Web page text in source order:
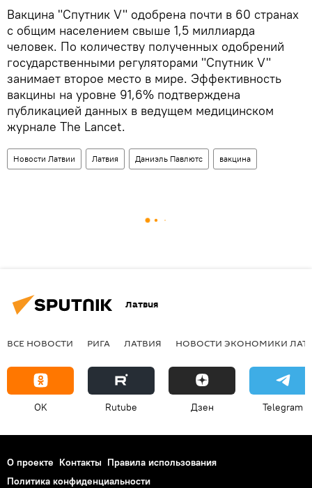
Вакцина "Спутник V" одобрена почти в 60 странах
с общим населением свыше 1,5 миллиарда
человек. По количеству полученных одобрений
государственными регуляторами "Спутник V"
занимает второе место в мире. Эффективность
вакцины на уровне 91,6% подтверждена
публикацией данных в ведущем медицинском
журнале The Lancet.
Новости Латвии Латвия Даниэль Павлютс вакцина
Латвия
ВСЕ НОВОСТИ РИГА ЛАТВИЯ НОВОСТИ ЭКОНОМИКИ
OK Rutube Дзен Telegram
О проекте Контакты Правила использования
Политика конфиденциальности